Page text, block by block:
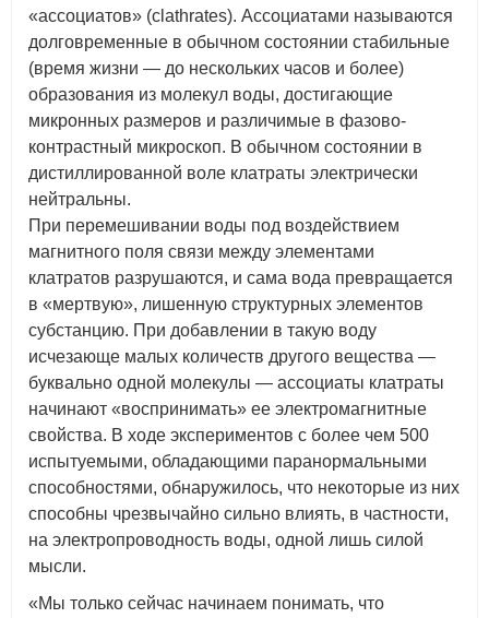
«ассоциатов» (clathrates). Ассоциатами называются
долговременные в обычном состоянии стабильные
(время жизни — до нескольких часов и более)
образования из молекул воды, достигающие
микронных размеров и различимые в фазово-
контрастный микроскоп. В обычном состоянии в
дистиллированной воле клатраты электрически
нейтральны.
При перемешивании воды под воздействием
магнитного поля связи между элементами
клатратов разрушаются, и сама вода превращается
в «мертвую», лишенную структурных элементов
субстанцию. При добавлении в такую воду
исчезающе малых количеств другого вещества —
буквально одной молекулы — ассоциаты клатраты
начинают «воспринимать» ее электромагнитные
свойства. В ходе экспериментов с более чем 500
испытуемыми, обладающими паранормальными
способностями, обнаружилось, что некоторые из них
способны чрезвычайно сильно влиять, в частности,
на электропроводность воды, одной лишь силой
мысли.
«Мы только сейчас начинаем понимать, что